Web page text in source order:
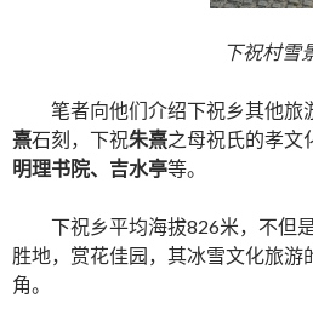
下祝村雪
笔者向他们介绍下祝乡其他旅
熹石刻，下祝朱熹之母祝氏的孝文
明理书院、吉水亭等。
下祝乡平均海拔826米，不但
胜地，赏花佳园，其冰雪文化旅游
角。